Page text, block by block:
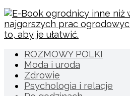
ROZMOWY POLKI
Moda i uroda
Zdrowie
Psychologia i relacje